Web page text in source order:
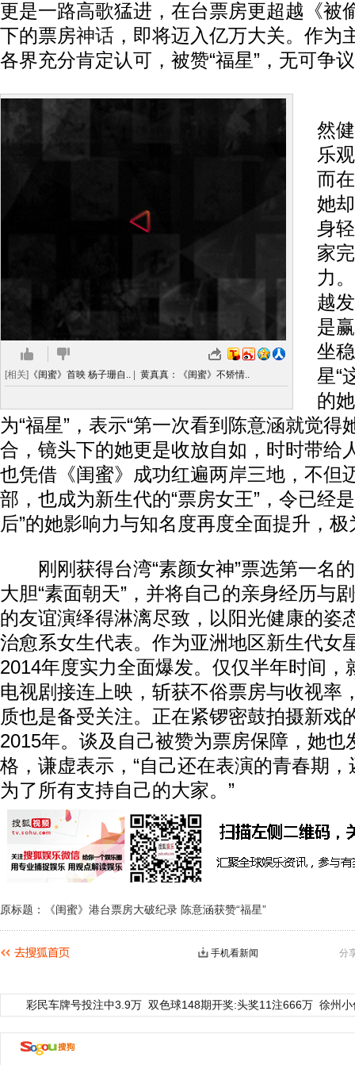
更是一路高歌猛进，在台票房更超越《被
下的票房神话 ，即将迈入亿万大关。作为
各界充分肯定认可，被赞“福星”，无可争
[相关] 《闺蜜》首映 杨子珊自.. 黄真真：《闺蜜》不矫情..
然
乐
而
她
身
家
力
越
是
坐
星“
的
为“福星”，表示“第一次看到陈意涵就觉得
合，镜头下的她更是收放自如，时时带给
也凭借《闺蜜》成功红遍两岸三地，不但
部，也成为新生代的“票房女王”，令已经
后”的她影响力与知名度再度全面提升，
刚刚获得台湾“素颜女神”票选第一名
大胆“素面朝天”，并将自己的亲身经历与
的友谊演绎得淋漓尽致，以阳光健康的姿
治愈系女生代表。作为亚洲地区新生代女
2014年度实力全面爆发。仅仅半年时间，
电视剧接连上映，斩获不俗票房与收视率
质也是备受关注。正在紧锣密鼓拍摄新戏
2015年。谈及自己被赞为票房保障，她也
格，谦虚表示，“自己还在表演的青春期
为了所有支持自己的大家。”
原标题：《闺蜜》港台票房大破纪录 陈意涵获赞“福星”
分
手机看新闻
彩民车牌号投注中3.9万 双色球148期开奖:头奖11注666万 徐州